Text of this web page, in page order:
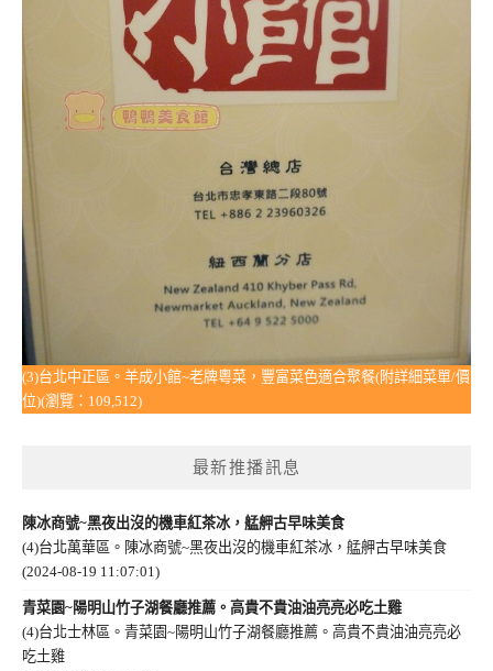
(3)台北中正區。羊成小館~老牌粵菜，豐富菜色適合聚餐(附詳細菜單/價
位)(瀏覽：109,512)
最新推播訊息
陳冰商號~黑夜出沒的機車紅茶冰，艋舺古早味美食
(4)台北萬華區。陳冰商號~黑夜出沒的機車紅茶冰，艋舺古早味美食
(2024-08-19 11:07:01)
青菜園~陽明山竹子湖餐廳推薦。高貴不貴油油亮亮必吃土雞
(4)台北士林區。青菜園~陽明山竹子湖餐廳推薦。高貴不貴油油亮亮必
吃土雞